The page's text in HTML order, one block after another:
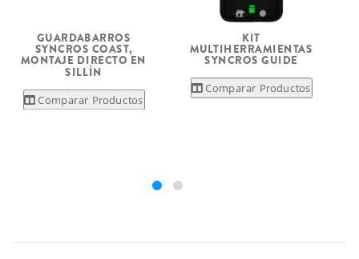
GUARDABARROS
SYNCROS COAST,
MONTAJE DIRECTO EN
SILLÍN
Comparar Productos
KIT
MULTIHERRAMIENTAS
SYNCROS GUIDE
Comparar Productos